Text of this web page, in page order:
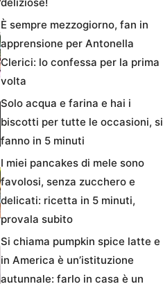
deliziose!
È sempre mezzogiorno, fan in
apprensione per Antonella
Clerici: lo confessa per la prima
volta
Solo acqua e farina e hai i
biscotti per tutte le occasioni, si
fanno in 5 minuti
I miei pancakes di mele sono
favolosi, senza zucchero e
delicati: ricetta in 5 minuti,
provala subito
Si chiama pumpkin spice latte e
in America è un’istituzione
autunnale: farlo in casa è un